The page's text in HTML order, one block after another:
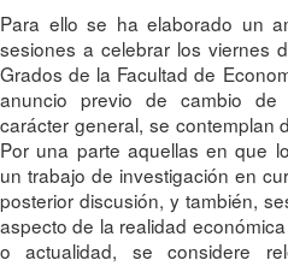
Para ello se ha elaborado un
sesiones a celebrar los viernes
Grados de la Facultad de
anuncio previo de cambio de
carácter general, se contemplan
Por una parte aquellas en que
un trabajo de investigación en
posterior discusión, y también,
aspecto de la realidad
o actualidad, se considere